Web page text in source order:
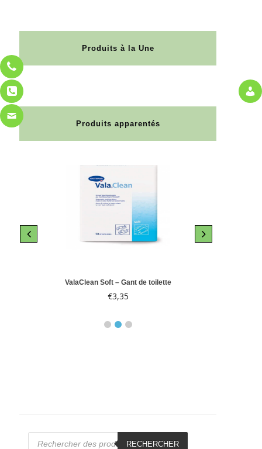
Produits à la Une
Produits apparentés
ValaClean Soft – Gant de toilette
€3,35
Recherche
RECHERCHER